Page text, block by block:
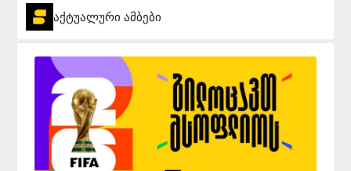
აქტუალური ამბები